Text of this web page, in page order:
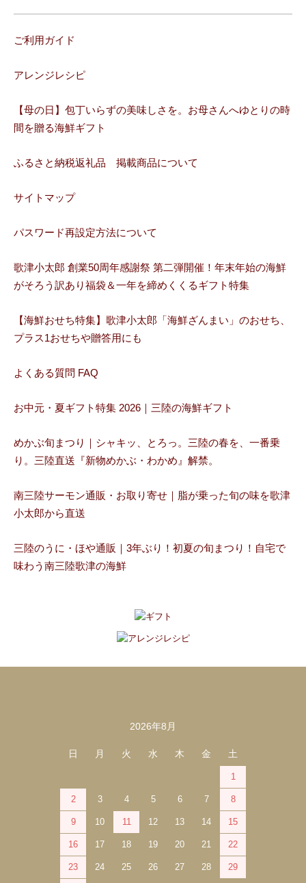
ご利用ガイド
アレンジレシピ
【母の日】包丁いらずの美味しさを。お母さんへゆとりの時
間を贈る海鮮ギフト
ふるさと納税返礼品 掲載商品について
サイトマップ
パスワード再設定方法について
歌津小太郎 創業50周年感謝祭 第二弾開催！年末年始の海鮮
がそろう訳あり福袋＆一年を締めくくるギフト特集
【海鮮おせち特集】歌津小太郎「海鮮ざんまい」のおせち、
プラス1おせちや贈答用にも
よくある質問 FAQ
お中元・夏ギフト特集 2026｜三陸の海鮮ギフト
めかぶ旬まつり｜シャキッ、とろっ。三陸の春を、一番乗
り。三陸直送『新物めかぶ・わかめ』解禁。
南三陸サーモン通販・お取り寄せ｜脂が乗った旬の味を歌津
小太郎から直送
三陸のうに・ほや通販｜3年ぶり！初夏の旬まつり！自宅で
味わう南三陸歌津の海鮮
2026年8月
日 月 火 水 木 金 土
1
2 3 4 5 6 7 8
9 10 11 12 13 14 15
16 17 18 19 20 21 22
23 24 25 26 27 28 29